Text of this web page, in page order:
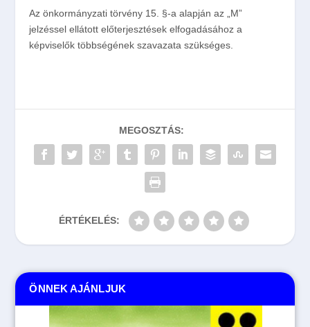
Az önkormányzati törvény 15. §-a alapján az „M”
jelzéssel ellátott előterjesztések elfogadásához a
képviselők többségének szavazata szükséges.
MEGOSZTÁS:
ÉRTÉKELÉS:
ÖNNEK AJÁNLJUK